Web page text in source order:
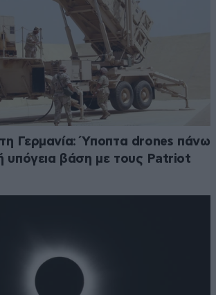
Γερμανία: Ύποπτα drones πάνω
υπόγεια βάση με τους Patriot